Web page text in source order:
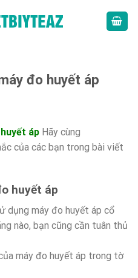
đo huyết áp
áp Hãy cùng
của các bạn trong bài viết
huyết áp
dụng máy đo huyết áp cổ
nào, bạn cũng cần tuân thủ
máy đo huyết áp trong tờ